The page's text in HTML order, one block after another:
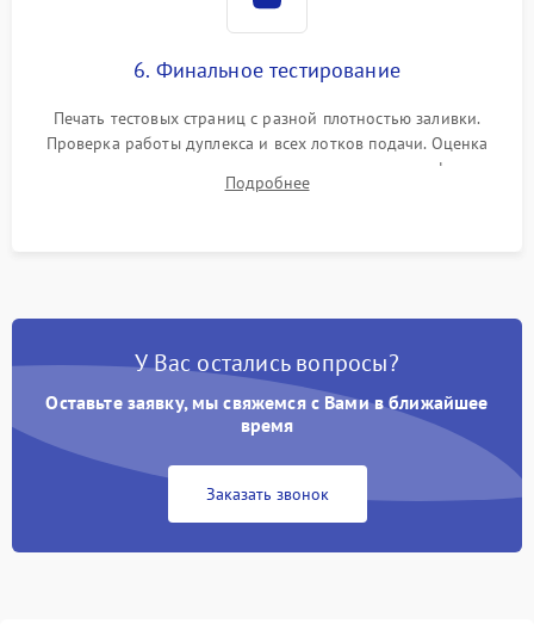
6. Финальное тестирование
Печать тестовых страниц с разной плотностью заливки.
Проверка работы дуплекса и всех лотков подачи. Оценка
качества запекания тонера и полное отсутствие дефектов
изображения перед выдачей готового устройства.
Подробнее
У Вас остались вопросы?
Оставьте заявку, мы свяжемся с Вами в ближайшее
время
Заказать звонок